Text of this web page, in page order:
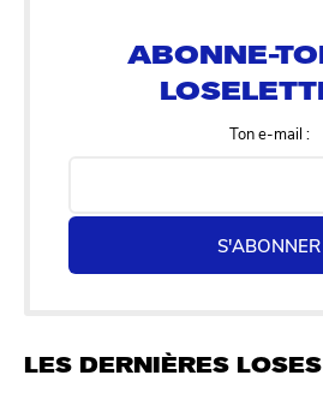
Ton e-mail :
S'ABONNER
LES DERNIÈRES LOSES